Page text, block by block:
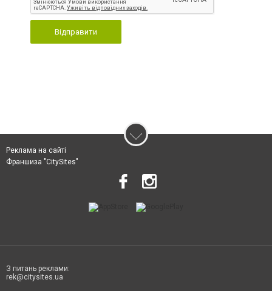
Відправити
Реклама на сайті
Франшиза "CitySites"
З питань реклами:
rek@citysites.ua